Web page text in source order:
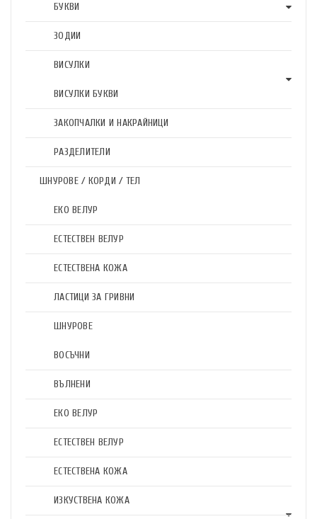
БУКВИ
ЗОДИИ
ВИСУЛКИ
ВИСУЛКИ БУКВИ
ЗАКОПЧАЛКИ И НАКРАЙНИЦИ
РАЗДЕЛИТЕЛИ
ШНУРОВЕ / КОРДИ / ТЕЛ
ЕКО ВЕЛУР
ЕСТЕСТВЕН ВЕЛУР
ЕСТЕСТВЕНА КОЖА
ЛАСТИЦИ ЗА ГРИВНИ
ШНУРОВЕ
ВОСЪЧНИ
ВЪЛНЕНИ
ЕКО ВЕЛУР
ЕСТЕСТВЕН ВЕЛУР
ЕСТЕСТВЕНА КОЖА
ИЗКУСТВЕНА КОЖА